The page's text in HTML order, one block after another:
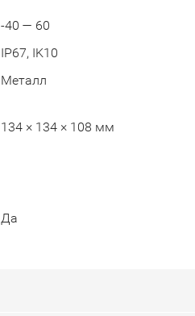
-40 — 60
IP67, IK10
Металл
134 × 134 × 108 мм
Да